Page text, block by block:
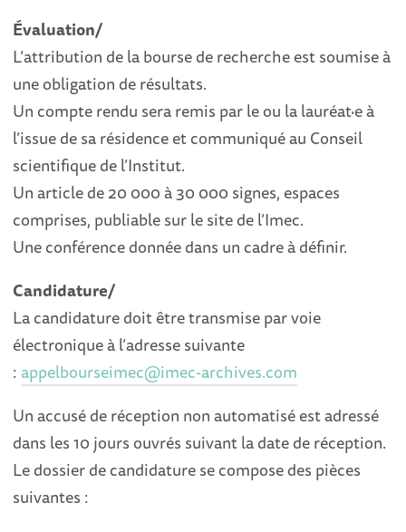
Évaluation/
L’attribution de la bourse de recherche est soumise à
une obligation de résultats.
Un compte rendu sera remis par le ou la lauréat·e à
l’issue de sa résidence et communiqué au Conseil
scientifique de l’Institut.
Un article de 20 000 à 30 000 signes, espaces
comprises, publiable sur le site de l’Imec.
Une conférence donnée dans un cadre à définir.
Candidature/
La candidature doit être transmise par voie
électronique à l’adresse suivante
:appelbourseimec@imec-archives.com
Un accusé de réception non automatisé est adressé
dans les 10 jours ouvrés suivant la date de réception.
Le dossier de candidature se compose des pièces
suivantes :